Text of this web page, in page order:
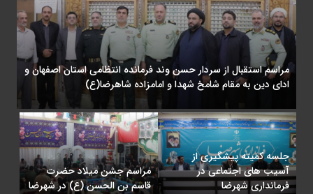
مراسم استقبال از سردار حسن وند فرمانده انتظامی استان اصفهان و
ادای دین به مقام شامخ شهدا و امامزاده شاهرضا(ع)
جلسه کمیته پیشگیری از
آسیب های اجتماعی در
فرمانداری شهرضا
مراسم جشن میلاد حضرت
قاسم بن الحسن (ع) در شهرضا